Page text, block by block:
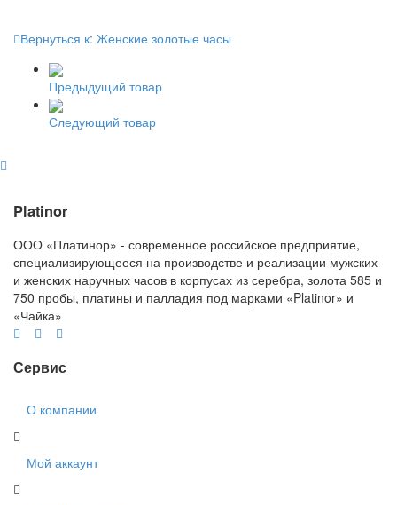
Вернуться к: Женские золотые часы
Предыдущий товар
Следующий товар
Platinor
ООО «Платинор» - современное российское предприятие,
специализирующееся на производстве и реализации мужских
и женских наручных часов в корпусах из серебра, золота 585 и
750 пробы, платины и палладия под марками «Platinor» и
«Чайка»
Сервис
О компании
Мой аккаунт